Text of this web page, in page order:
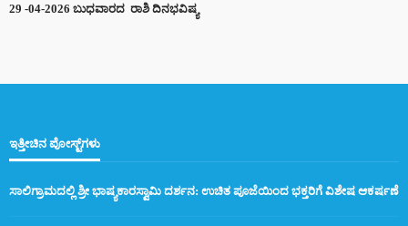
29 -04-2026 ಬುಧವಾರದ ರಾಶಿ ದಿನಭವಿಷ್ಯ
ಇತ್ತೀಚಿನ ಪೋಸ್ಟ್‌ಗಳು
ಸಾಲಿಗ್ರಾಮದಲ್ಲಿ ಶ್ರೀ ಭಾಷ್ಯಕಾರಸ್ವಾಮಿ ದರ್ಶನ: ಉಚಿತ ಪೂಜೆಯಿಂದ ಭಕ್ತರಿಗೆ ವಿಶೇಷ ಆಕರ್ಷಣೆ